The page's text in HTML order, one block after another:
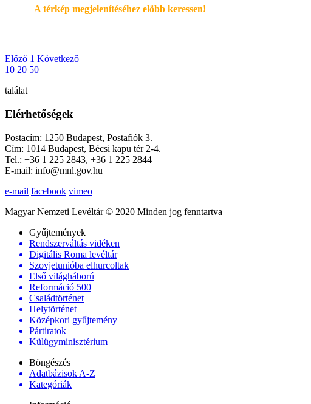
A térkép megjelenítéséhez elöbb keressen!
Előző 1 Következő
10 20 50
találat
Elérhetőségek
Postacím: 1250 Budapest, Postafiók 3.
Cím: 1014 Budapest, Bécsi kapu tér 2-4.
Tel.: +36 1 225 2843, +36 1 225 2844
E-mail: info@mnl.gov.hu
e-mail facebook vimeo
Magyar Nemzeti Levéltár © 2020 Minden jog fenntartva
Gyűjtemények
Rendszerváltás vidéken
Digitális Roma levéltár
Szovjetunióba elhurcoltak
Első világháború
Reformáció 500
Családtörténet
Helytörténet
Középkori gyűjtemény
Pártiratok
Külügyminisztérium
Böngészés
Adatbázisok A-Z
Kategóriák